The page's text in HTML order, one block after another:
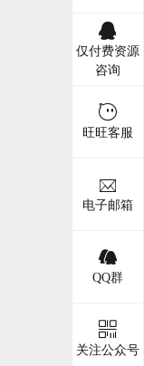
仅付费资源
咨询
旺旺客服
电子邮箱
QQ群
关注公众号